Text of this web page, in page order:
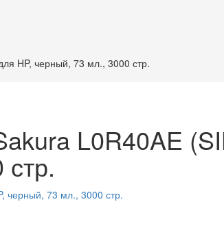
HP, черный, 73 мл., 3000 стр.
L0R40AE